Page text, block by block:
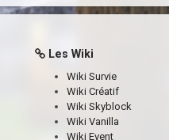
Les Wiki
Wiki Survie
Wiki Créatif
Wiki Skyblock
Wiki Vanilla
Wiki Event